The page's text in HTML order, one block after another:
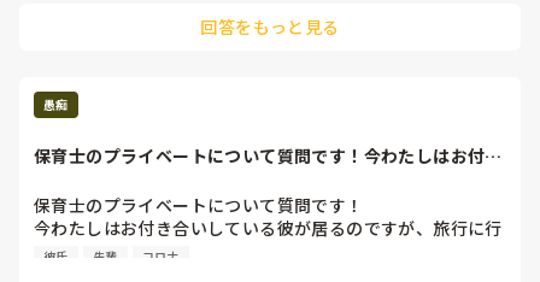
今の状態だと、とうふ先生は本当にお辛いし、とうふ先生のお
回答をもっと見る
愚痴
保育士のプライベートについて質問です！今わたしはお付き
保育士のプライベートについて質問です！
今わたしはお付き合いしている彼が居るのですが、旅行に行
きたくて有給申請をしたいのですが、先輩保育士にコロナこ
彼氏 先輩 コロナ